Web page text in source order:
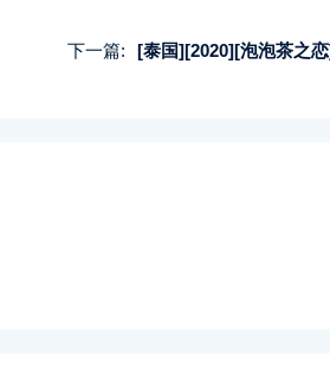
下一篇: [泰国][2020][泡泡茶之恋][主演: 尼查坤·抔勒威查固 / 洪天逸 / 婵査勒姆